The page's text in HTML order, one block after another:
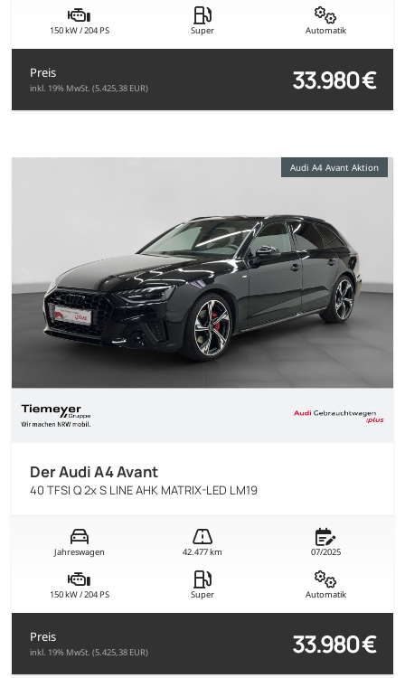
150 kW / 204 PS Super Automatik
Preis
inkl. 19% MwSt. (5.425,38 EUR) 33.980 €
Audi A4 Avant Aktion
Der Audi A4 Avant
40 TFSI Q 2x S LINE AHK MATRIX-LED LM19
Jahreswagen 42.477 km 07/2025
150 kW / 204 PS Super Automatik
Preis
inkl. 19% MwSt. (5.425,38 EUR) 33.980 €